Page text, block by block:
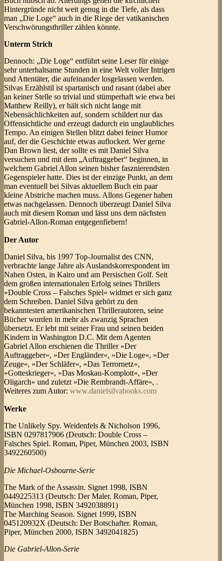
Hintergründe nicht weit genug in die Tiefe, als dass
man „Die Loge“ auch in die Riege der vatikanischen
Verschwörungsthriller zählen könnte.
Unterm Strich
Dennoch: „Die Loge“ entführt seine Leser für einige
sehr unterhaltsame Stunden in eine Welt voller Intrigen
und Attentäter, die aufeinander losgelassen werden.
Silvas Erzählstil ist spartanisch und rasant (dabei aber
an keiner Stelle so trivial und stümperhaft wie etwa bei
Matthew Reilly), er hält sich nicht lange mit
Nebensächlichkeiten auf, sondern schildert nur das
Offensichtliche und erzeugt dadurch ein unglaubliches
Tempo. An einigen Stellen blitzt dabei feiner Humor
auf, der die Geschichte etwas auflockert. Wer gerne
Dan Brown liest, der sollte es mit Daniel Silva
versuchen und mit dem „Auftraggeber“ beginnen, in
welchem Gabriel Allon seinen bisher fasznierendsten
Gegenspieler hatte. Dies ist der einzige Punkt, an dem
man eventuell bei Silvas aktuellem Buch ein paar
kleine Abstriche machen muss. Allons Gegener haben
etwas nachgelassen. Dennoch überzeugt Daniel Silva
auch mit diesem Roman und lässt uns dem nächsten
Gabriel-Allon-Roman entgegenfiebern!
Der Autor
Daniel Silva, bis 1997 Top-Journalist des CNN,
verbrachte lange Jahre als Auslandskorrespondent im
Nahen Osten, in Kairo und am Persischen Golf. Seit
dem großen internationalen Erfolg seines Thrillers
»Double Cross – Falsches Spiel« widmet er sich ganz
dem Schreiben. Daniel Silva gehört zu den
bekanntesten amerikanischen Thrillerautoren, seine
Bücher wurden in mehr als zwanzig Sprachen
übersetzt. Er lebt mit seiner Frau und seinen beiden
Kindern in Washington D.C. Mit dem Agenten
Gabriel Allon erschienen die Thriller »Der
Auftraggeber«, »Der Engländer«, »Die Loge«, »Der
Zeuge«, »Der Schläfer«, »Das Terrornetz«,
»Gotteskrieger«, »Das Moskau-Komplott«, »Der
Oligarch« und zuletzt »Die Rembrandt-Affäre«, .
Weiteres zum Autor: www.danielsilvabooks.com
Werke
The Unlikely Spy. Weidenfels & Nicholson 1996,
ISBN 0297817906 (Deutsch: Double Cross –
Falsches Spiel. Roman, Piper, München 2003, ISBN
3492260500)
Die Michael-Osbourne-Serie
The Mark of the Assassin. Signet 1998, ISBN
0449225313 (Deutsch: Der Maler. Roman, Piper,
München 1998, ISBN 3492038891)
The Marching Season. Signet 1999, ISBN
045120932X (Deutsch: Der Botschafter. Roman,
Piper, München 2000, ISBN 3492041825)
Die Gabriel-Allon-Serie